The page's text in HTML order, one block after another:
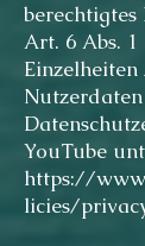
berechtigtes
Art. 6 Abs.
YouTube
https://
licies/